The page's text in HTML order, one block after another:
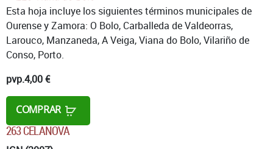
Esta hoja incluye los siguientes términos municipales de
Ourense y Zamora: O Bolo, Carballeda de Valdeorras,
Larouco, Manzaneda, A Veiga, Viana do Bolo, Vilariño de
Conso, Porto.
pvp.4,00 €
COMPRAR
263 CELANOVA